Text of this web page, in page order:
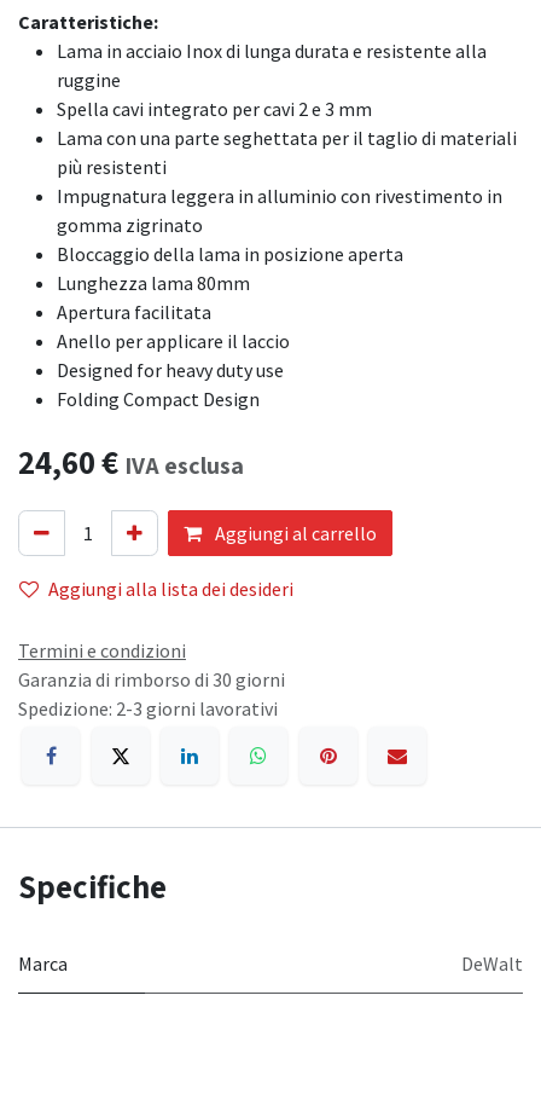
Caratteristiche:
Lama in acciaio Inox di lunga durata e resistente alla
ruggine
Spella cavi integrato per cavi 2 e 3 mm
Lama con una parte seghettata per il taglio di materiali
più resistenti
Impugnatura leggera in alluminio con rivestimento in
gomma zigrinato
Bloccaggio della lama in posizione aperta
Lunghezza lama 80mm
Apertura facilitata
Anello per applicare il laccio
Designed for heavy duty use
Folding Compact Design
24,60€ IVA esclusa
Aggiungi al carrello
Aggiungi alla lista dei desideri
Termini e condizioni
Garanzia di rimborso di 30 giorni
Spedizione: 2-3 giorni lavorativi
Specifiche
Marca DeWalt